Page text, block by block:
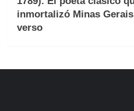
inmortalizó Minas
verso